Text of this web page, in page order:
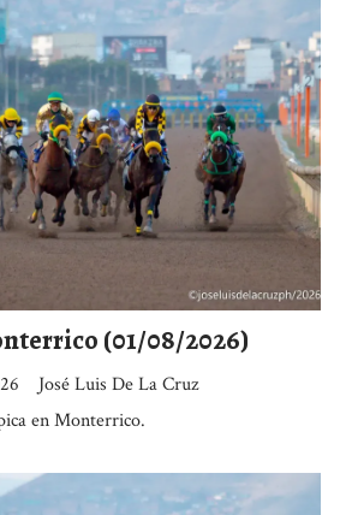
(01/08/2026)
José Luis De La Cruz
en Monterrico.